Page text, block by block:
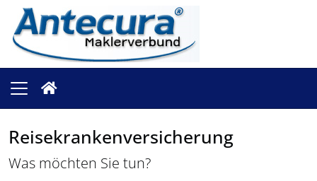
Reisekrankenversicherung
Was möchten Sie tun?